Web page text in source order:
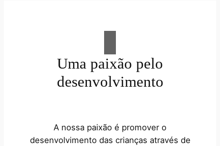
Uma paixão pelo
desenvolvimento
A nossa paixão é promover o
desenvolvimento das crianças através de